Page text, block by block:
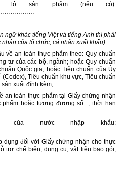
sản phẩm (nếu có):
ngữ khác tiếng Việt và tiếng Anh thì phải
của tổ chức, cá nhân xuất khẩu).
về an toàn thực phẩm theo: Quy chuẩn
tư của các bộ, ngành; hoặc Quy chuẩn
Quốc gia; hoặc Tiêu chuẩn của Ủy
Tiêu chuẩn khu vực, Tiêu chuẩn
xuất đính kèm;
an toàn thực phẩm tại Giấy chứng nhận
hoặc tương đương số..., thời hạn
của nước nhập khẩu:
dụng đối với Giấy chứng nhận cho thực
trợ chế biến; dụng cụ, vật liệu bao gói,